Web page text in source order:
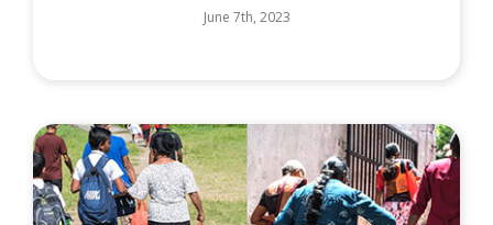
June 7th, 2023